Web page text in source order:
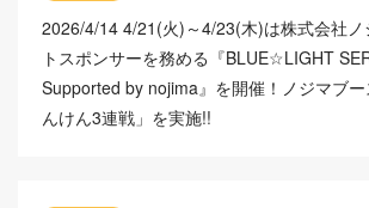
2026/4/14 4/21(火)～4/23(木)は株式会社ノ
トスポンサーを務める『BLUE☆LIGHT
Supported by nojima』を開催！ノジマブ
んけん3連戦」を実施!!